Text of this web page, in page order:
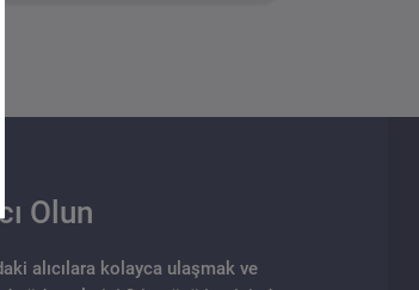
Olun
alıcılara kolayca ulaşmak ve